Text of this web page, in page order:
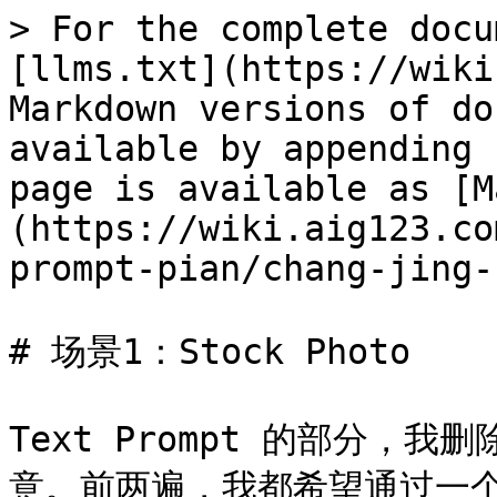
> For the complete
[llms.txt](https://
Markdown versions of
available by
page is available as
(https://
prompt-pian/chang-
# 场景1：Stock Photo
Text Prompt 的部分，我删
意。前两遍，我都希望通过一